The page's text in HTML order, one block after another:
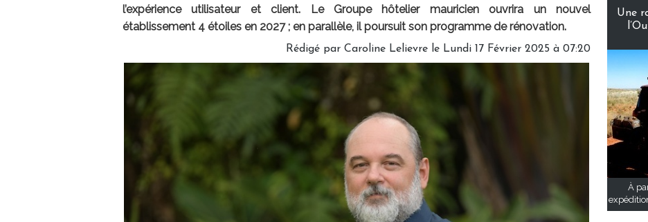
l’expérience utilisateur et client. Le Groupe hôtelier mauricien ouvrira un nouvel
établissement 4 étoiles en 2027 ; en parallèle, il poursuit son programme de rénovation.
Rédigé par Caroline Lelievre le Lundi 17 Février 2025 à 07:20
Une
À